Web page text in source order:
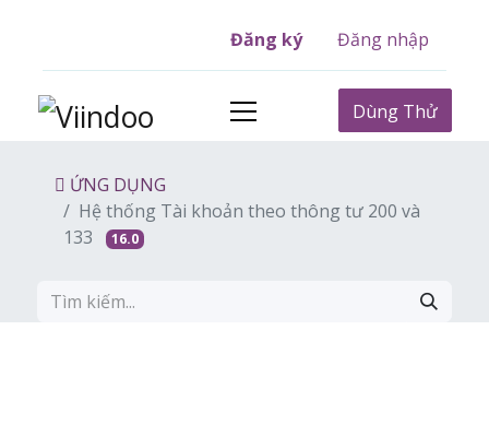
Đăng ký Đăng nhập
Dùng Thử
ỨNG DỤNG
Hệ thống Tài khoản theo thông tư 200 và
133
16.0